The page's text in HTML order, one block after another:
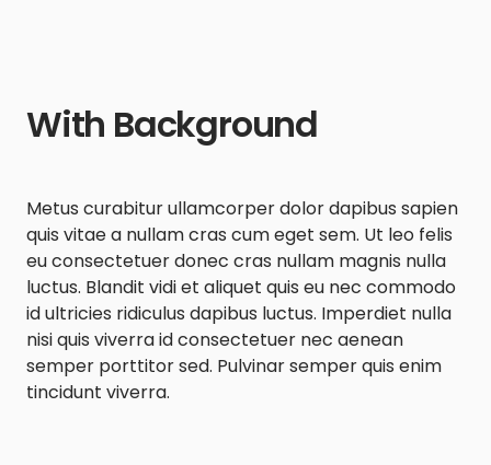
With Background
Metus curabitur ullamcorper dolor dapibus sapien
quis vitae a nullam cras cum eget sem. Ut leo felis
eu consectetuer donec cras nullam magnis nulla
luctus. Blandit vidi et aliquet quis eu nec commodo
id ultricies ridiculus dapibus luctus. Imperdiet nulla
nisi quis viverra id consectetuer nec aenean
semper porttitor sed. Pulvinar semper quis enim
tincidunt viverra.